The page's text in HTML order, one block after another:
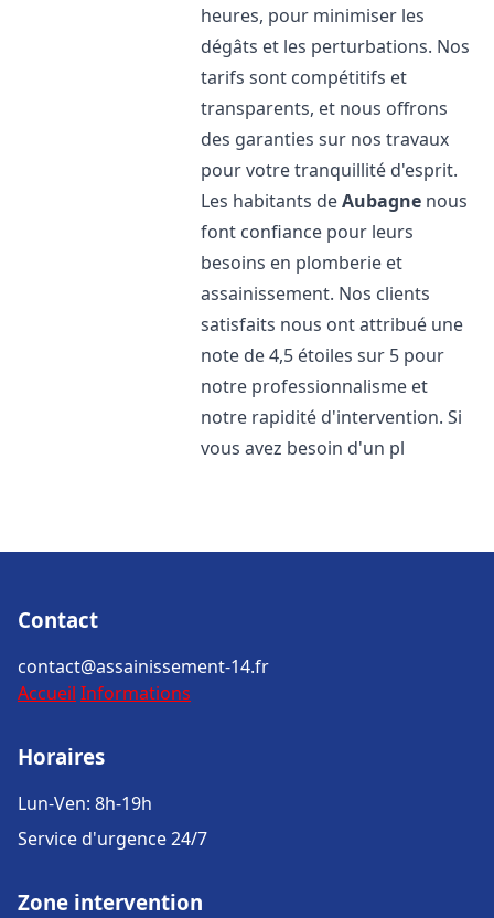
heures, pour minimiser les
dégâts et les perturbations. Nos
tarifs sont compétitifs et
transparents, et nous offrons
des garanties sur nos travaux
pour votre tranquillité d'esprit.
Les habitants deAubagne nous
font confiance pour leurs
besoins en plomberie et
assainissement. Nos clients
satisfaits nous ont attribué une
note de 4,5 étoiles sur 5 pour
notre professionnalisme et
notre rapidité d'intervention. Si
vous avez besoin d'un pl
Contact
contact@assainissement-14.fr
Accueil Informations
Horaires
Lun-Ven: 8h-19h
Service d'urgence 24/7
Zone intervention